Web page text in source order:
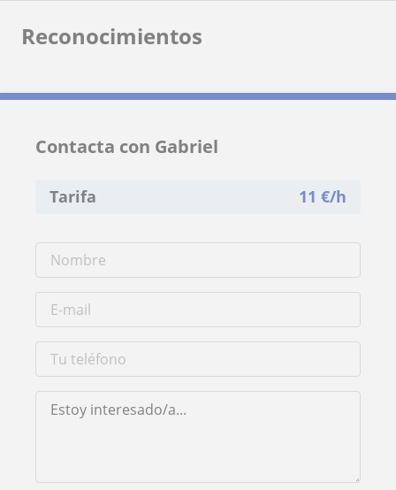
Reconocimientos
Contacta con Gabriel
Tarifa 11 €/h